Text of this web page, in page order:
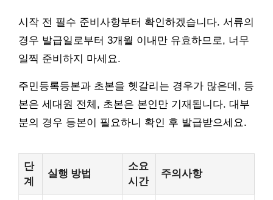
시작 전 필수 준비사항부터 확인하겠습니다. 서류의
경우 발급일로부터 3개월 이내만 유효하므로, 너무
일찍 준비하지 마세요.
주민등록등본과 초본을 헷갈리는 경우가 많은데, 등
본은 세대원 전체, 초본은 본인만 기재됩니다. 대부
분의 경우 등본이 필요하니 확인 후 발급받으세요.
단
계
실행 방법
소요
시간
주의사항